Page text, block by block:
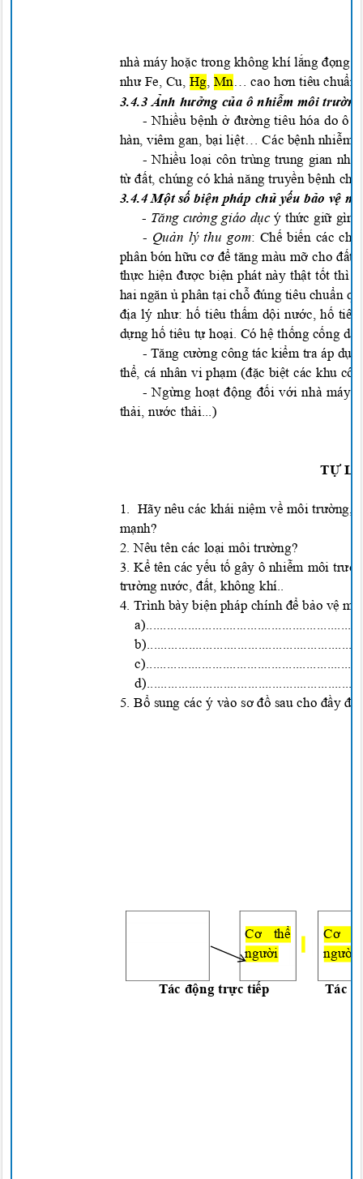
nhà máy hoặc trong không khílắng đọng
như Fe, Cu,Hg, Mn… caohơn tiêu chuẩn
3.4.3 Ảnh hưởng của ô nhiễm môi trườ
-Nhiềubệnhở đường tiêu hóa do ô
hàn, viêm gan, bại liệt… Các bệnh nhiễm
-Nhiềuloại côn trùng trung gian nh
từ đất, chúngcó khảnăng truyền bệnh cho
3.4.4Một số biện pháp chủ yếubảo vệ
- Tăng cường giáo dụcý thức giữ gìn
- Quản lý thu gom: Chếbiến các
phân bón hữu cơ để tăng màu mỡchođất,
thựchiện đượcbiện phát này thậttốtthì
hai ngăn ủphân tại chỗ đúng tiêuchuẩn
địalý như: hốtiêu thấm dội nước, hố
dựng hốtiêu tự hoại. Có hệthống cống d
-Tăng cường công tác kiểm tra áp
thể, cá nhân vi phạm (đặc biệt các khu
-Ngừng hoạt động đối với nhà
thải, nước thải...)
TỰL
1. Hãy nêucác khái niệmvềmôi trường,
mạnh?
2. Nêu tên các loại môi trường?
3. Kể tên các yếu tố gây ô nhiễm môi
trường nước, đất, không khí..
4. Trình bàybiện pháp chính đểbảovệ
5 . Bổ sung các ý vàosơ đồ saucho đầy đủ
Cơ thể
người
Cơ
người
Tác động trực tiếp Tác